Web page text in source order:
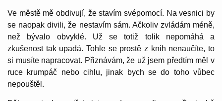
Ve městě mě obdivují, že stavím svépomocí. Na vesnici by
se naopak divili, že nestavím sám. Ačkoliv zvládám méně,
než bývalo obvyklé. Už se totiž tolik nepomáhá a
zkušenost tak upadá. Tohle se prostě z knih nenaučíte, to
si musíte napracovat. Přiznávám, že už jsem předtím měl v
ruce krumpáč nebo cihlu, jinak bych se do toho vůbec
nepouštěl.